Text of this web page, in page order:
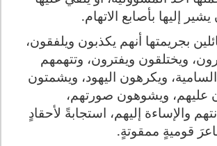
يشير إليها بأصابع الاتهام.
بجريمتها أنهم يكذبون ويلفقون،
ويختلقون ويفترون، وتتهمهم
ويكرهون اليهود، ويشمتون
عليهم، ويشوهون صورتهم،
والإساءة إليهم، استجابةً لأحقادٍ
قوميةٍ ممقوتةٍ.